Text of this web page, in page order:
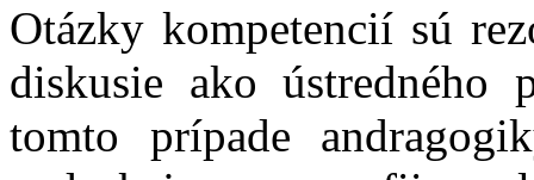
Otázky kompetencií sú
diskusie ako ústredného
tomto prípade